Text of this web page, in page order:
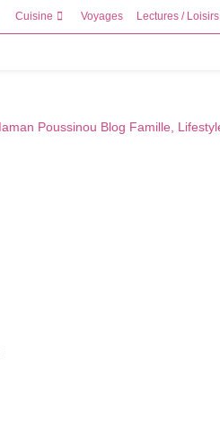
Cuisine Voyages Lectures / Loisirs